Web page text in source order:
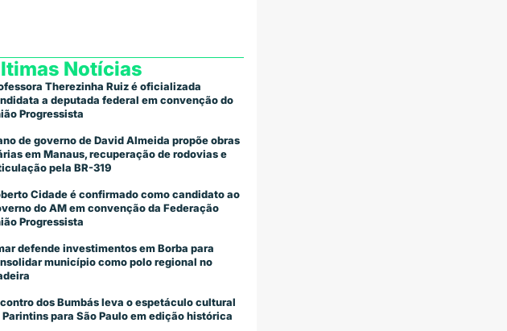
Notícias
Therezinha Ruiz é oficializada
a deputada federal em convenção do
Progressista
de governo de David Almeida propõe obras
em Manaus, recuperação de rodovias e
pela BR-319
Cidade é confirmado como candidato ao
do AM em convenção da Federação
Progressista
defende investimentos em Borba para
município como polo regional no
dos Bumbás leva o espetáculo cultural
Parintins para São Paulo em edição histórica